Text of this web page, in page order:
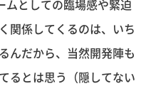
ムとしての臨場感や緊迫
関係してくるのは、いち
んだから、当然開発陣も
るとは思う（隠してない